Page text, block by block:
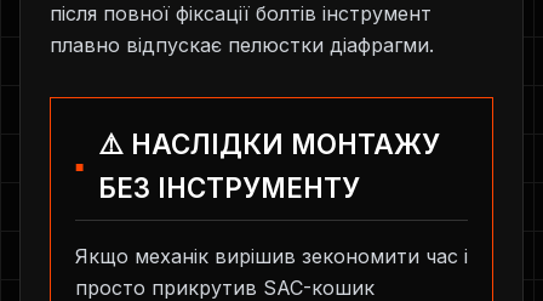
після повної фіксації болтів інструмент
плавно відпускає пелюстки діафрагми.
⚠️ НАСЛІДКИ МОНТАЖУ
БЕЗ ІНСТРУМЕНТУ
Якщо механік вирішив зекономити час і
просто прикрутив SAC-кошик